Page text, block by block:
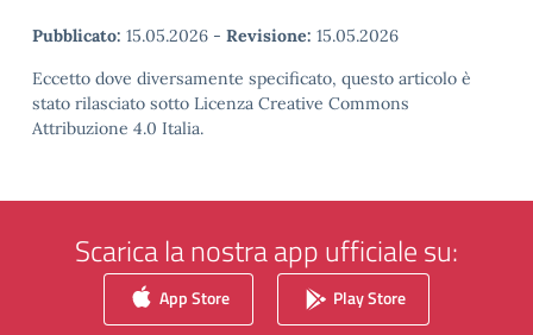
Pubblicato: 15.05.2026 - Revisione: 15.05.2026
Eccetto dove diversamente specificato, questo articolo è
stato rilasciato sotto Licenza Creative Commons
Attribuzione 4.0 Italia.
Scarica la nostra app ufficiale su:
App Store Play Store